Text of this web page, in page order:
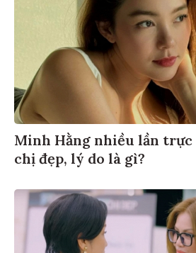
Minh Hằng nhiều lần
chị đẹp, lý do là gì?